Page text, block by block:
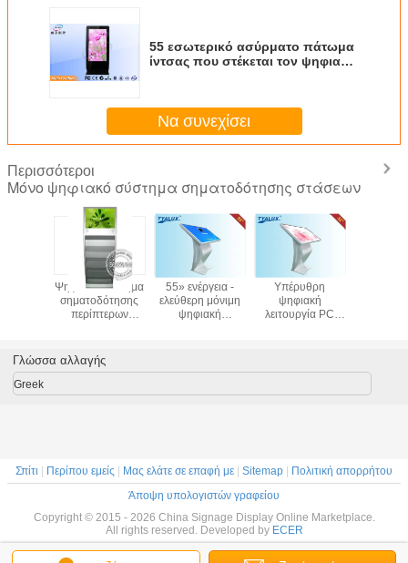
55 εσωτερικό ασύρματο πάτωμα
ίντσας που στέκεται τον ψηφιακό
Να συνεχίσει
Περισσότεροι
Μόνο ψηφιακό σύστημα σηματοδότησης στάσεων
αφής
Ψηφιακό σύστημα
σηματοδότησης
περίπτερων
εφημερίδων
55» ενέργεια -
ελεύθερη μόνιμη
ψηφιακή
WIFI των
αποταμίευσης
Υπέρυθρη
ψηφιακή
λειτουργία PC
τη διαφήμιση του
Γλώσσα αλλαγής
Greek
Σπίτι Περίπου εμείς Μας ελάτε σε επαφή με Sitemap
Πολιτική απορρήτου
Άποψη υπολογιστών γραφείου
Copyright © 2015 - 2026 China Signage Display Online Marketplace.
All rights reserved. Developed by ECER